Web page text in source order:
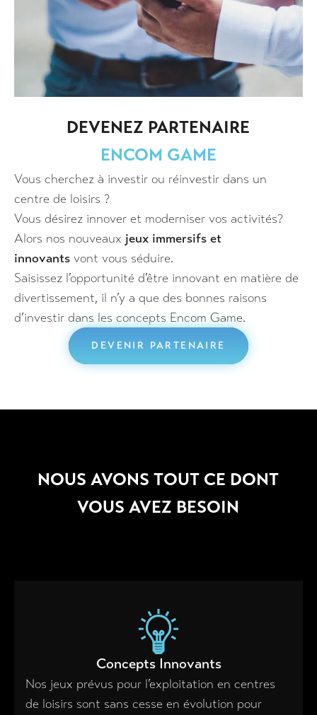
DEVENEZ PARTENAIRE
ENCOM GAME
Vous cherchez à investir ou réinvestir dans un
centre de loisirs ?
Vous désirez innover et moderniser vos activités?
Alors nos nouveaux jeux immersifs et
innovants vont vous séduire.
Saisissez l’opportunité d’être innovant en matière de
divertissement, il n’y a que des bonnes raisons
d’investir dans les concepts Encom Game.
DEVENIR PARTENAIRE
NOUS AVONS TOUT CE DONT
VOUS AVEZ BESOIN
Concepts Innovants
Nos jeux prévus pour l’exploitation en centres
de loisirs sont sans cesse en évolution pour